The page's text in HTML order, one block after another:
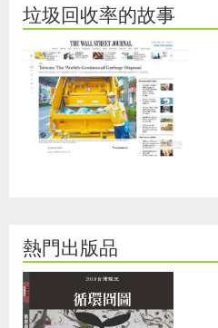
垃圾回收率的故事
熱門出版品